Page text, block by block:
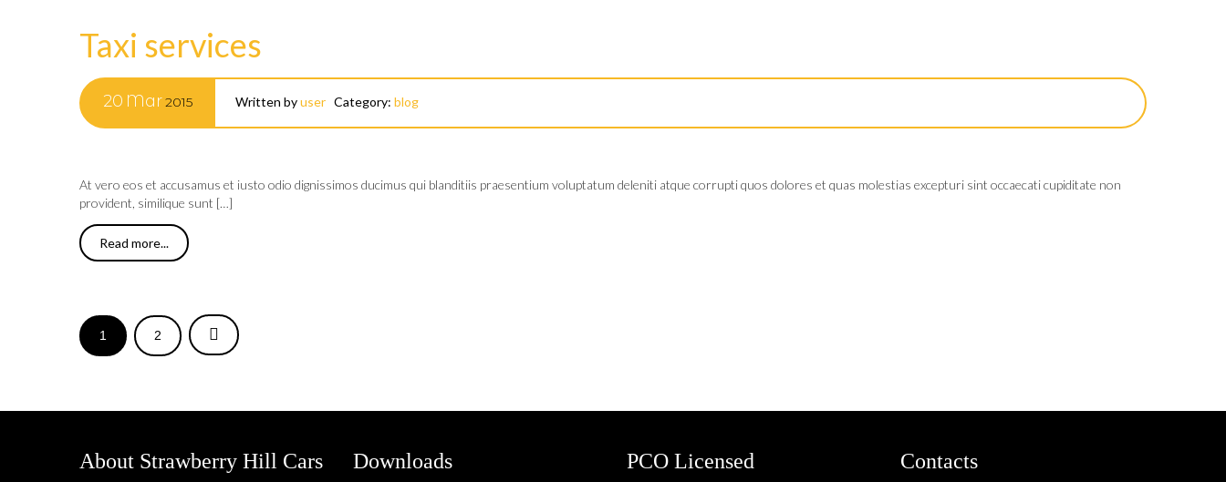
Taxi services
20 Mar2015 Written byuser Category: blog
At vero eos et accusamus et iusto odio dignissimos ducimus qui blanditiis praesentium voluptatum deleniti atque corrupti quos dolores et quas molestias excepturi sint occaecati cupiditate non
provident, similique sunt […]
Read more...
1 2
About Strawberry Hill Cars Downloads PCO Licensed Contacts